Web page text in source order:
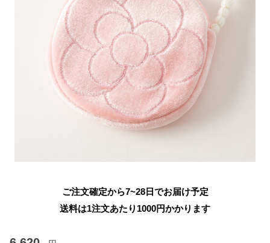
ご注文確定から7~28日でお届け予定
送料は1注文あたり 1000円かかります